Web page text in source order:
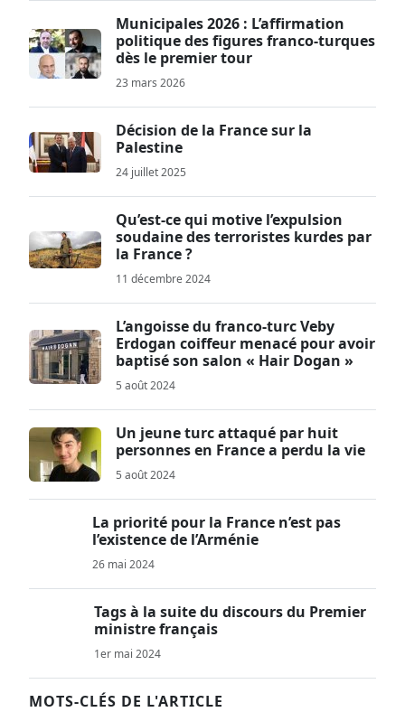
Municipales 2026 : L’affirmation
politique des figures franco-turques
dès le premier tour
23 mars 2026
Décision de la France sur la
Palestine
24 juillet 2025
Qu’est-ce qui motive l’expulsion
soudaine des terroristes kurdes par
la France ?
11 décembre 2024
L’angoisse du franco-turc Veby
Erdogan coiffeur menacé pour avoir
baptisé son salon « Hair Dogan »
5 août 2024
Un jeune turc attaqué par huit
personnes en France a perdu la vie
5 août 2024
La priorité pour la France n’est pas
l’existence de l’Arménie
26 mai 2024
Tags à la suite du discours du Premier
ministre français
1er mai 2024
MOTS-CLÉS DE L'ARTICLE